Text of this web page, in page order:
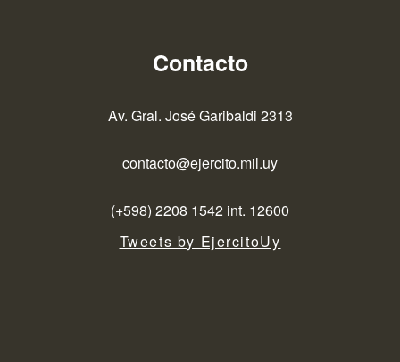
Contacto
Av. Gral. José Garibaldi 2313
contacto@ejercito.mil.uy
(+598) 2208 1542 int. 12600
Tweets by EjercitoUy